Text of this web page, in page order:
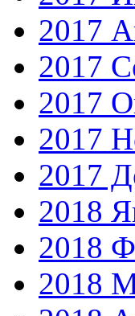
2017
2017
2017
2017
2017
2018
2018
2018